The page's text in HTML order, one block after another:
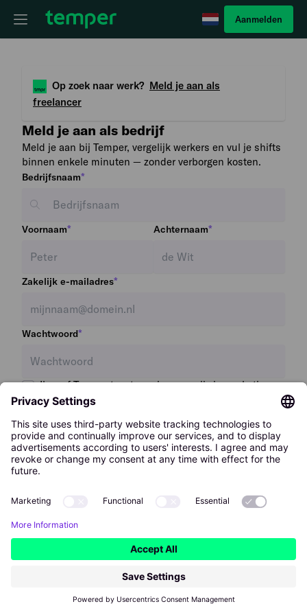
Aanmelden
Op zoek naar werk? Meld je aan als
freelancer
Meld je aan als bedrijf
Meld je aan bij Temper, vergelijk werkers en vul je shifts
binnen enkele minuten — zonder verborgen kosten.
Bedrijfsnaam*
Voornaam* Achternaam*
Zakelijk e-mailadres*
Wachtwoord*
Ik geef Temper toestemming om mij via marketing e-
mails op de hoogte te houden van relevante updates
uitschrijven.
Mijn bedrijf aanmelden